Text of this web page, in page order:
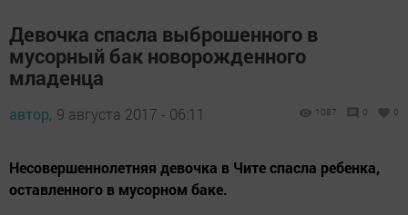
Девочка спасла выброшенного в
мусорный бак новорожденного
младенца
автор, 9 августа 2017 - 06:11 1087 0 0
Несовершеннолетняя девочка в Чите спасла ребенка,
оставленного в мусорном баке.